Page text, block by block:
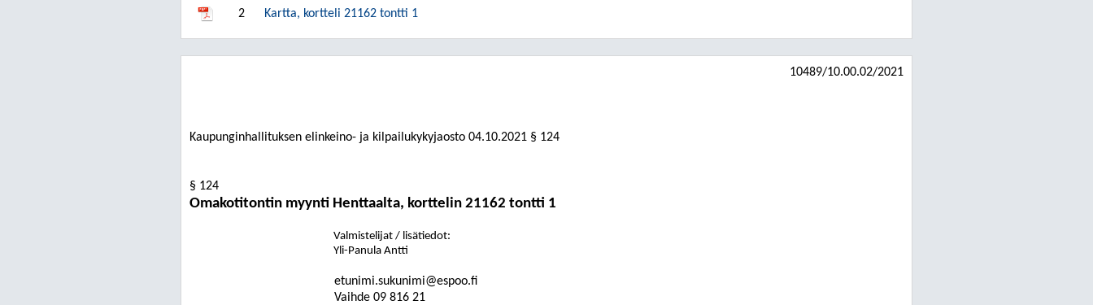
2
Kartta, kortteli 21162 tontti 1
10489/10.00.02/2021
Kaupunginhallituksen elinkeino- ja kilpailukykyjaosto 04.10.2021 § 124
§ 124
Omakotitontin myynti Henttaalta, korttelin 21162 tontti 1
Valmistelijat / lisätiedot:
Yli-Panula Antti
etunimi.sukunimi@espoo.fi
Vaihde 09 816 21